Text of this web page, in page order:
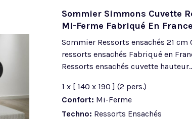
Sommier Simmons Cuvette
Mi-Ferme Fabriqué En France
Sommier Ressorts ensachés 21 cm
ressorts ensachés Fabriqué en
Ressorts ensachés cuvette
1 x [ 140 x 190 ] (2 pers.)
Confort: Mi-Ferme
Techno: Ressorts Ensachés